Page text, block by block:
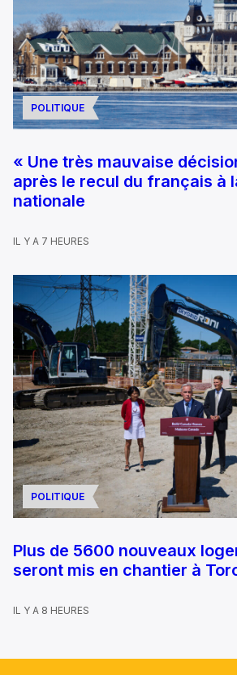
POLITIQUE
« Une très mauvaise
après le recul du français à
nationale
IL Y A 7 HEURES
POLITIQUE
Plus de 5600 nouveaux
seront mis en chantier à
IL Y A 8 HEURES